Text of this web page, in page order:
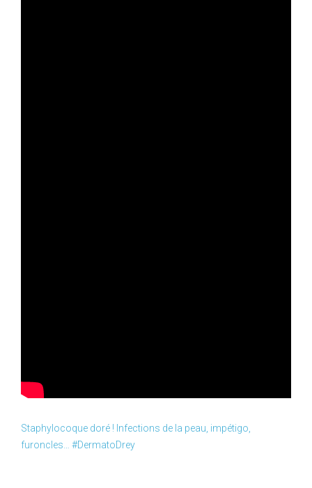
Staphylocoque doré ! Infections de la peau, impétigo,
furoncles… #DermatoDrey